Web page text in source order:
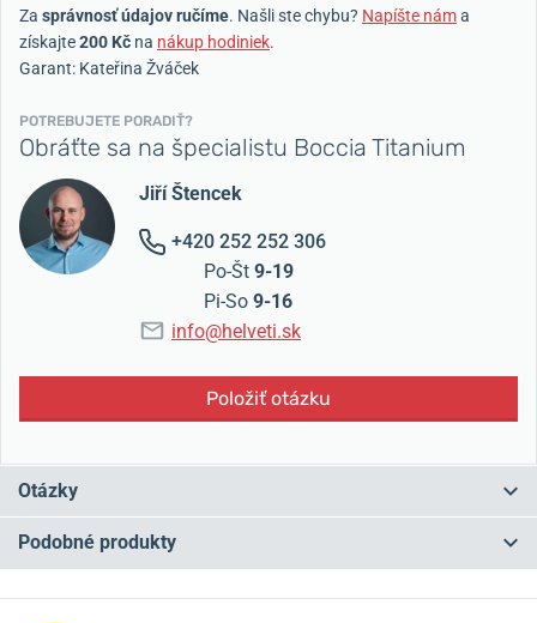
Za správnosť údajov ručíme. Našli ste chybu? Napíšte náma
získajte200 Kč na nákup hodiniek.
Garant: Kateřina Žváček
POTREBUJETE PORADIŤ?
Obráťte sa na špecialistu Boccia Titanium
Jiří Štencek
+420 252 252 306
Po-Št 9-19
Pi-So 9-16
info@helveti.sk
Položiť otázku
Otázky
Máte otázku? Zanechajte nám komentár
Podobné produkty